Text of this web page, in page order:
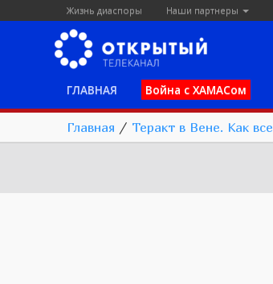
Жизнь диаспоры Наши партнеры
ГЛАВНАЯ Война с ХАМАСом
Главная / Теракт в Вене. Как